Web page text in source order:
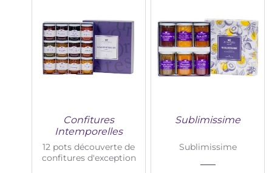
Confitures
Intemporelles
12 pots découverte de
confitures d'exception
Sublimissime
Sublimissime